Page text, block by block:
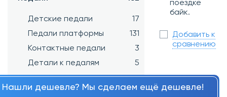
Детские педали
17
Педали платформы
131
Контактные педали
3
Детали к педалям
5
Переключатели передние 43
поездке
байк.
Добавить к
сравнению
Нашли дешевле? Мы сделаем ещё дешевле!